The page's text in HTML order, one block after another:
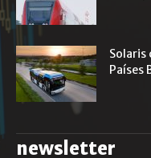
Solaris
Países
newsletter